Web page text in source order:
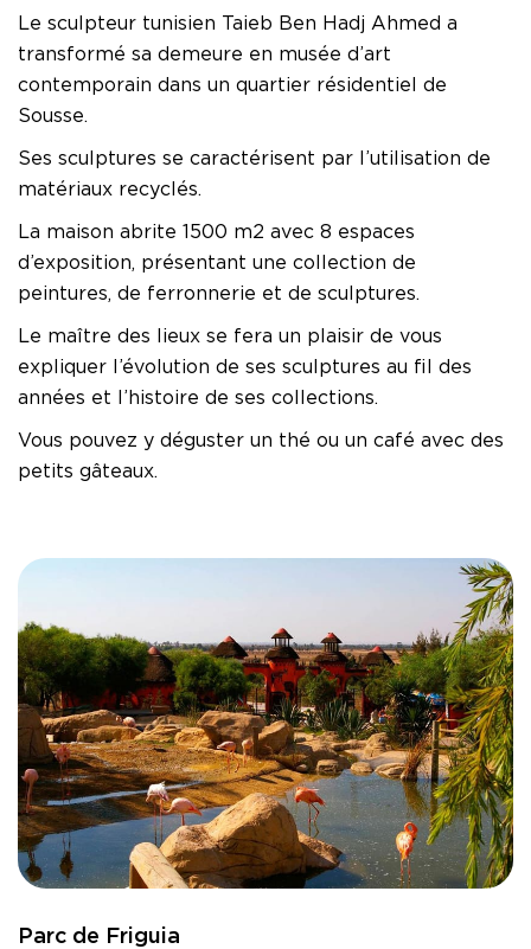
Le sculpteur tunisien Taieb Ben Hadj Ahmed a
transformé sa demeure en musée d’art
contemporain dans un quartier résidentiel de
Sousse.
Ses sculptures se caractérisent par l’utilisation de
matériaux recyclés.
La maison abrite 1500 m2 avec 8 espaces
d’exposition, présentant une collection de
peintures, de ferronnerie et de sculptures.
Le maître des lieux se fera un plaisir de vous
expliquer l’évolution de ses sculptures au fil des
années et l’histoire de ses collections.
Vous pouvez y déguster un thé ou un café avec des
petits gâteaux.
Parc de Friguia